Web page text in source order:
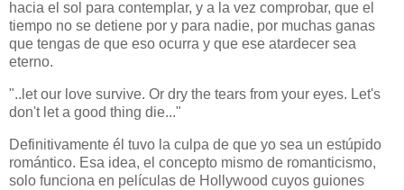
hacia el sol para contemplar, y a la vez comprobar, que el
tiempo no se detiene por y para nadie, por muchas ganas
que tengas de que eso ocurra y que ese atardecer sea
eterno.
"..let our love survive. Or dry the tears from your eyes. Let's
don't let a good thing die..."
Definitivamente él tuvo la culpa de que yo sea un estúpido
romántico. Esa idea, el concepto mismo de romanticismo,
solo funciona en películas de Hollywood cuyos guiones